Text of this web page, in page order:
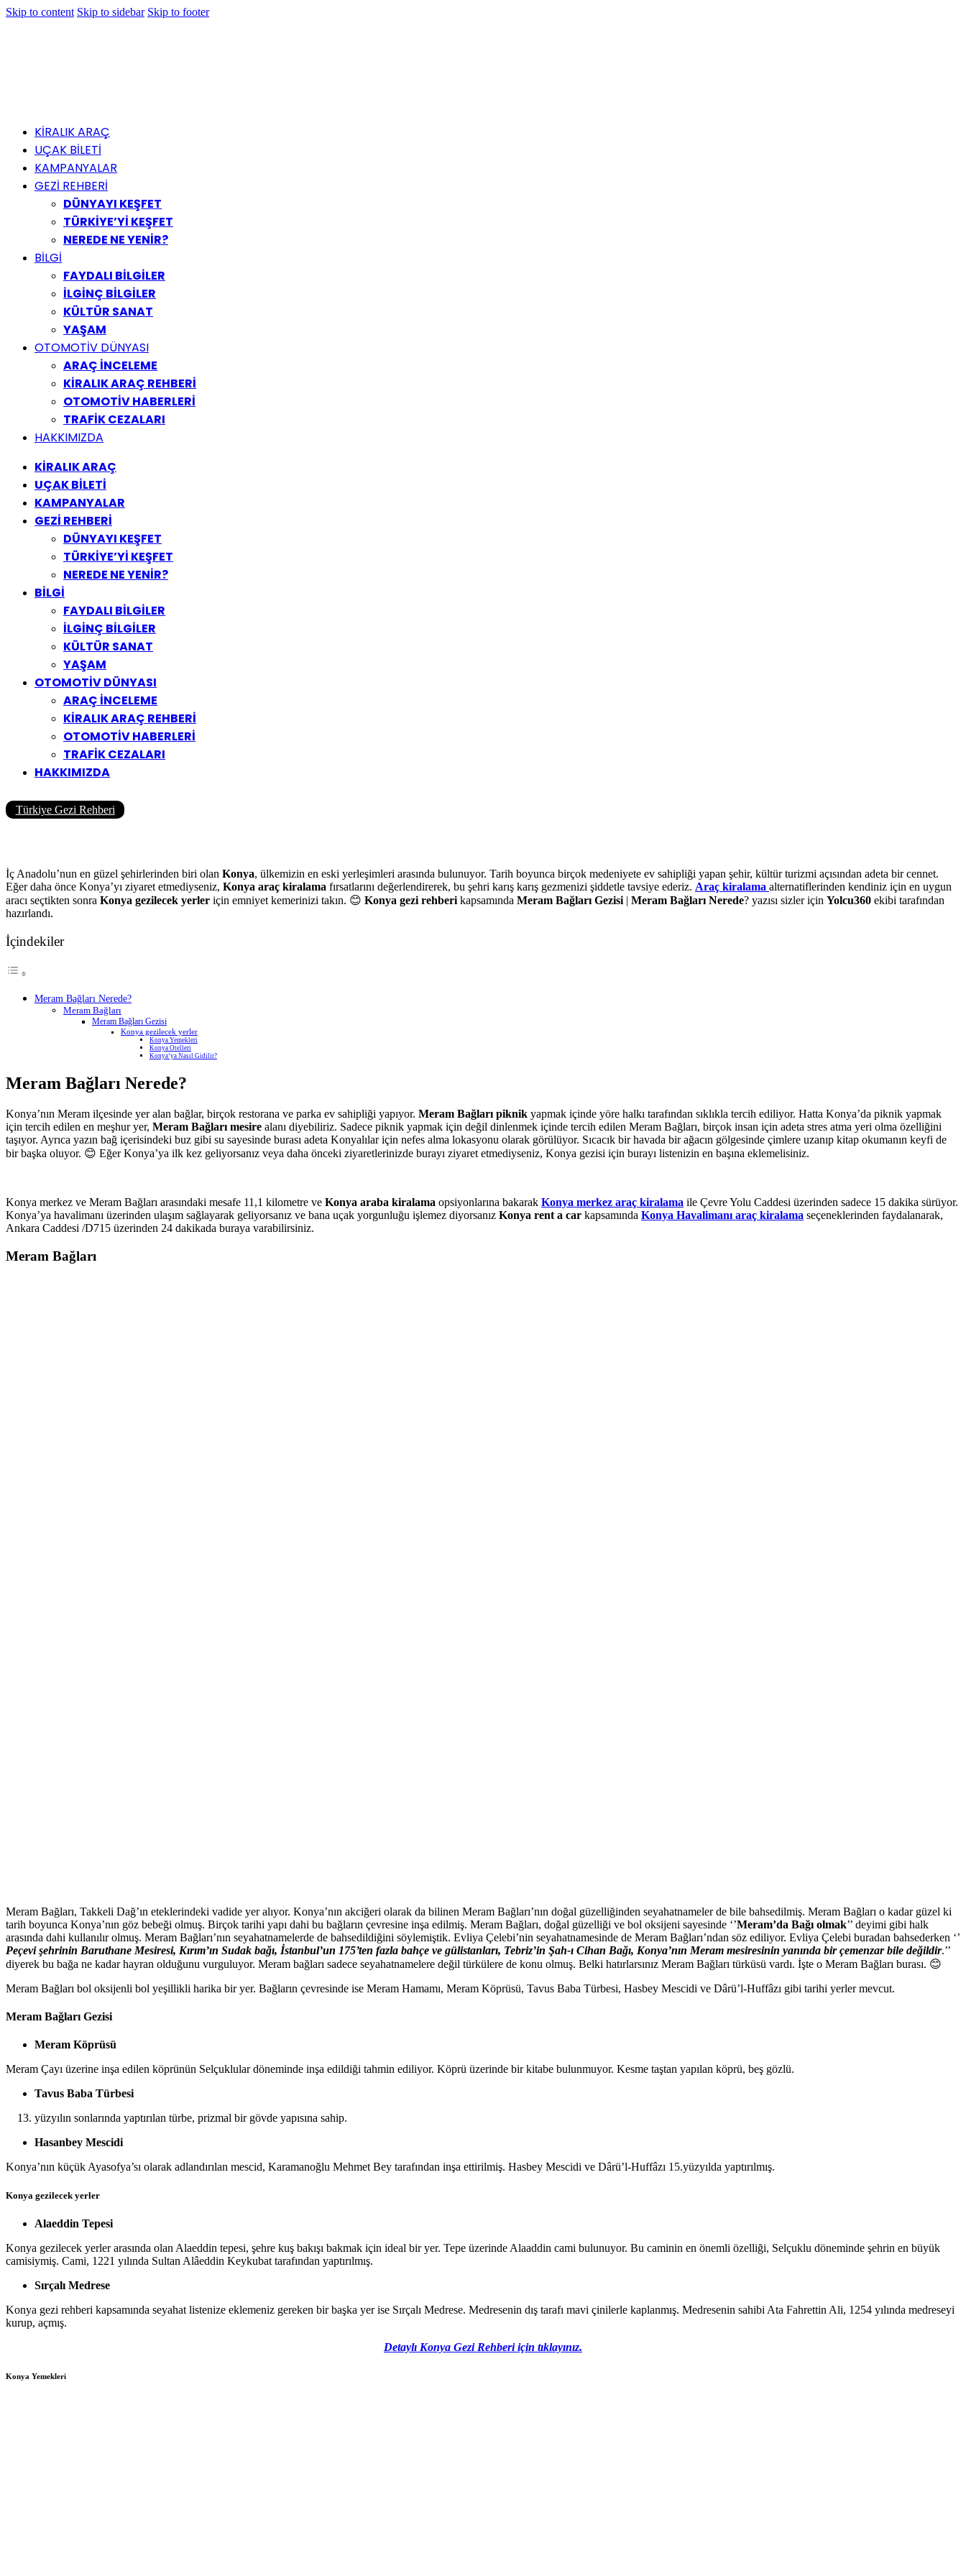
Skip to content Skip to sidebar Skip to footer
KİRALIK ARAÇ
UÇAK BİLETİ
KAMPANYALAR
GEZİ REHBERİ
DÜNYAYI KEŞFET
TÜRKİYE’Yİ KEŞFET
NEREDE NE YENİR?
BİLGİ
FAYDALI BİLGİLER
İLGİNÇ BİLGİLER
KÜLTÜR SANAT
YAŞAM
OTOMOTİV DÜNYASI
ARAÇ İNCELEME
KİRALIK ARAÇ REHBERİ
OTOMOTİV HABERLERİ
TRAFİK CEZALARI
HAKKIMIZDA
KİRALIK ARAÇ
UÇAK BİLETİ
KAMPANYALAR
GEZİ REHBERİ
DÜNYAYI KEŞFET
TÜRKİYE’Yİ KEŞFET
NEREDE NE YENİR?
BİLGİ
FAYDALI BİLGİLER
İLGİNÇ BİLGİLER
KÜLTÜR SANAT
YAŞAM
OTOMOTİV DÜNYASI
ARAÇ İNCELEME
KİRALIK ARAÇ REHBERİ
OTOMOTİV HABERLERİ
TRAFİK CEZALARI
HAKKIMIZDA
Türkiye Gezi Rehberi
İç Anadolu’nun en güzel şehirlerinden biri olan Konya, ülkemizin en eski yerleşimleri arasında bulunuyor. Tarih boyunca birçok medeniyete ev sahipliği yapan şehir, kültür turizmi açısından adeta bir cennet.
Eğer daha önce Konya’yı ziyaret etmediyseniz, Konya araç kiralama fırsatlarını değerlendirerek, bu şehri karış karış gezmenizi şiddetle tavsiye ederiz. Araç kiralama alternatiflerinden kendiniz için en uygun
aracı seçtikten sonra Konya gezilecek yerler için emniyet kemerinizi takın. 😊 Konya gezi rehberi kapsamında Meram Bağları Gezisi | Meram Bağları Nerede? yazısı sizler için Yolcu360 ekibi tarafından
hazırlandı.
İçindekiler
Meram Bağları Nerede?
Meram Bağları
Meram Bağları Gezisi
Konya gezilecek yerler
Konya Yemekleri
Konya Otelleri
Konya’ya Nasıl Gidilir?
Meram Bağları Nerede?
Konya’nın Meram ilçesinde yer alan bağlar, birçok restorana ve parka ev sahipliği yapıyor. Meram Bağları piknik yapmak içinde yöre halkı tarafından sıklıkla tercih ediliyor. Hatta Konya’da piknik yapmak
için tercih edilen en meşhur yer, Meram Bağları mesire alanı diyebiliriz. Sadece piknik yapmak için değil dinlenmek içinde tercih edilen Meram Bağları, birçok insan için adeta stres atma yeri olma özelliğini
taşıyor. Ayrıca yazın bağ içerisindeki buz gibi su sayesinde burası adeta Konyalılar için nefes alma lokasyonu olarak görülüyor. Sıcacık bir havada bir ağacın gölgesinde çimlere uzanıp kitap okumanın keyfi de
bir başka oluyor. 😊 Eğer Konya’ya ilk kez geliyorsanız veya daha önceki ziyaretlerinizde burayı ziyaret etmediyseniz, Konya gezisi için burayı listenizin en başına eklemelisiniz.
Konya merkez ve Meram Bağları arasındaki mesafe 11,1 kilometre ve Konya araba kiralama opsiyonlarına bakarak Konya merkez araç kiralama ile Çevre Yolu Caddesi üzerinden sadece 15 dakika sürüyor.
Konya’ya havalimanı üzerinden ulaşım sağlayarak geliyorsanız ve bana uçak yorgunluğu işlemez diyorsanız Konya rent a car kapsamında Konya Havalimanı araç kiralama seçeneklerinden faydalanarak,
Ankara Caddesi /D715 üzerinden 24 dakikada buraya varabilirsiniz.
Meram Bağları
Meram Bağları, Takkeli Dağ’ın eteklerindeki vadide yer alıyor. Konya’nın akciğeri olarak da bilinen Meram Bağları’nın doğal güzelliğinden seyahatnameler de bile bahsedilmiş. Meram Bağları o kadar güzel ki
tarih boyunca Konya’nın göz bebeği olmuş. Birçok tarihi yapı dahi bu bağların çevresine inşa edilmiş. Meram Bağları, doğal güzelliği ve bol oksijeni sayesinde ‘’Meram’da Bağı olmak’’ deyimi gibi halk
arasında dahi kullanılır olmuş. Meram Bağları’nın seyahatnamelerde de bahsedildiğini söylemiştik. Evliya Çelebi’nin seyahatnamesinde de Meram Bağları’ndan söz ediliyor. Evliya Çelebi buradan bahsederken ‘’
Peçevi şehrinin Baruthane Mesiresi, Kırım’ın Sudak bağı, İstanbul’un 175’ten fazla bahçe ve gülistanları, Tebriz’in Şah-ı Cihan Bağı, Konya’nın Meram mesiresinin yanında bir çemenzar bile değildir.’’
diyerek bu bağa ne kadar hayran olduğunu vurguluyor. Meram bağları sadece seyahatnamelere değil türkülere de konu olmuş. Belki hatırlarsınız Meram Bağları türküsü vardı. İşte o Meram Bağları burası. 😊
Meram Bağları bol oksijenli bol yeşillikli harika bir yer. Bağların çevresinde ise Meram Hamamı, Meram Köprüsü, Tavus Baba Türbesi, Hasbey Mescidi ve Dârü’l-Huffâzı gibi tarihi yerler mevcut.
Meram Bağları Gezisi
Meram Köprüsü
Meram Çayı üzerine inşa edilen köprünün Selçuklular döneminde inşa edildiği tahmin ediliyor. Köprü üzerinde bir kitabe bulunmuyor. Kesme taştan yapılan köprü, beş gözlü.
Tavus Baba Türbesi
yüzyılın sonlarında yaptırılan türbe, prizmal bir gövde yapısına sahip.
Hasanbey Mescidi
Konya’nın küçük Ayasofya’sı olarak adlandırılan mescid, Karamanoğlu Mehmet Bey tarafından inşa ettirilmiş. Hasbey Mescidi ve Dârü’l-Huffâzı 15.yüzyılda yaptırılmış.
Konya gezilecek yerler
Alaeddin Tepesi
Konya gezilecek yerler arasında olan Alaeddin tepesi, şehre kuş bakışı bakmak için ideal bir yer. Tepe üzerinde Alaaddin cami bulunuyor. Bu caminin en önemli özelliği, Selçuklu döneminde şehrin en büyük
camisiymiş. Cami, 1221 yılında Sultan Alâeddin Keykubat tarafından yaptırılmış.
Sırçalı Medrese
Konya gezi rehberi kapsamında seyahat listenize eklemeniz gereken bir başka yer ise Sırçalı Medrese. Medresenin dış tarafı mavi çinilerle kaplanmış. Medresenin sahibi Ata Fahrettin Ali, 1254 yılında medreseyi
kurup, açmış.
Detaylı Konya Gezi Rehberi için tıklayınız.
Konya Yemekleri